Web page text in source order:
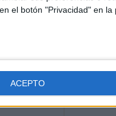
el botón "Privacidad" en la
ACEPTO
LO